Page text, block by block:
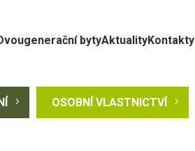
bytyAktualityKontakty
5 OSOBNÍ VLASTNICTVÍ 5